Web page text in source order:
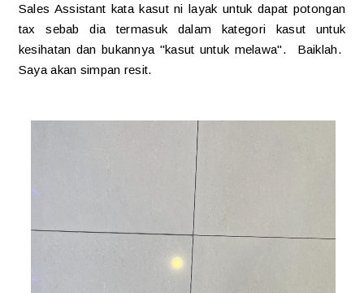
Sales Assistant kata kasut ni layak untuk dapat potongan
tax sebab dia termasuk dalam kategori kasut untuk
kesihatan dan bukannya "kasut untuk melawa". Baiklah.
Saya akan simpan resit.